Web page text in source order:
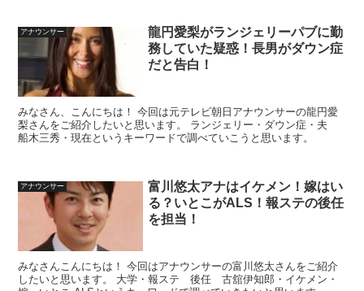
アナウンサー
龍円愛梨がランジェリーパブに勤
務していた疑惑！長男がダウン症
だと告白！
みなさん、こんにちは！ 今回は元テレビ朝日アナウンサーの龍円愛
梨さんをご紹介したいと思います。 ランジェリー・ダウン症・夫
船木三秀・現在というキーワードで調べていこうと思います。
アナウンサー
富川悠太アナはイケメン！嫁はい
る？いとこがALS！報ステの後任
を担当！
みなさんこんにちは！ 今回はアナウンサーの富川悠太さんをご紹介
したいと思います。 大学・報ステ 後任 古舘伊知郎・イケメン・